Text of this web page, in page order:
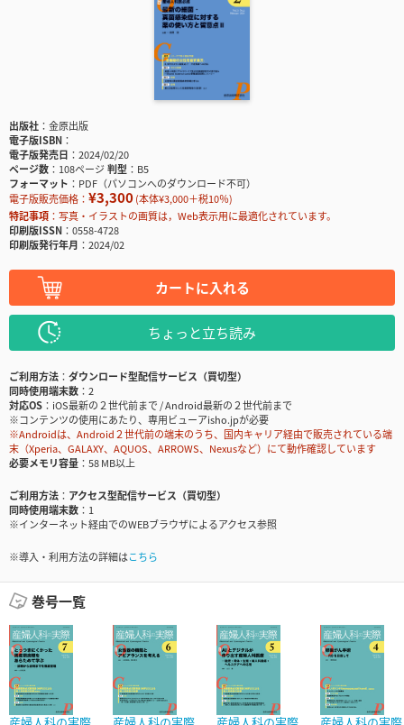
出版社
金原出版
電子版ISBN
電子版発売日
2024/02/20
ページ数
108ページ判型
B5
フォーマット
PDF（パソコンへのダウンロード不可）
電子版販売価格： ¥3,300(本体¥3,000＋税10％)
特記事項
写真・イラストの画質は，Web表示用に最適化されています。
印刷版ISSN
0558-4728
印刷版発行年月
2024/02
カートに入れる
ちょっと立ち読み
ご利用方法
ダウンロード型配信サービス（買切型）
同時使用端末数
2
対応OS
iOS最新の２世代前まで / Android最新の２世代前まで
※コンテンツの使用にあたり、専用ビューアisho.jpが必要
※Androidは、Android２世代前の端末のうち、国内キャリア経由で販売されている端
末（Xperia、GALAXY、AQUOS、ARROWS、Nexusなど）にて動作確認しています
必要メモリ容量
58 MB以上
ご利用方法
アクセス型配信サービス（買切型）
同時使用端末数
1
※インターネット経由でのWEBブラウザによるアクセス参照
※導入・利用方法の詳細はこちら
巻号一覧